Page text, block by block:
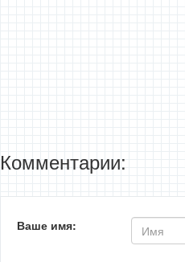
Комментарии:
Ваше имя: